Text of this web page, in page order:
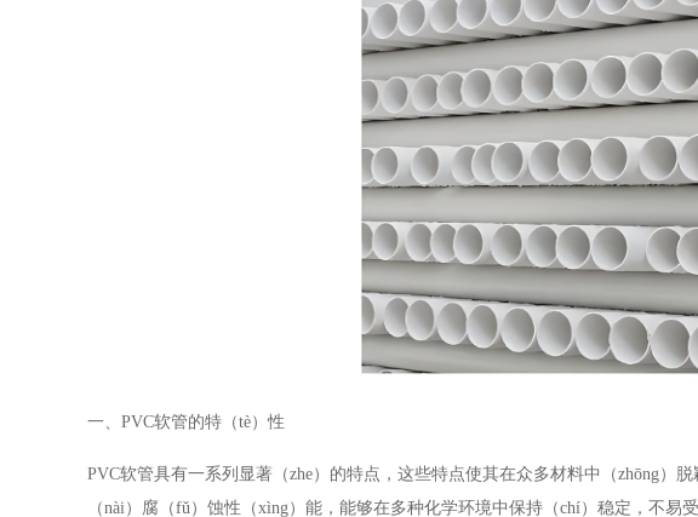
一、PVC软管的特（tè）性
PVC软管具有一系列显著（zhe）的特点，这些特点使其在众多材料中（zhōng）
（nài）腐（fǔ）蚀性（xìng）能，能够在多种化学环境中保持（chí）稳定，不